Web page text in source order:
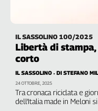
IL SASSOLINO 100/2025
Libertà di
corto
Tra cronaca riciclata e
dell’Italia made in Meloni
IL SASSOLINO DI STEFANO
24 OTTOBRE, 2025